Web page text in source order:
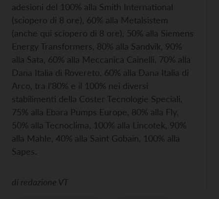
adesioni del 100% alla Smith International
(sciopero di 8 ore), 60% alla Metalsistem
(anche qui sciopero di 8 ore), 50% alla Siemens
Energy Transformers, 80% alla Sandvik, 90%
alla Sata, 60% alla Meccanica Cainelli, 70% alla
Dana Italia di Rovereto, 60% alla Dana Italia di
Arco, tra l’80% e il 100% nei diversi
stabilimenti della Coster Tecnologie Speciali,
75% alla Ebara Pumps Europe, 80% alla Fly,
50% alla Tecnoclima, 100% alla Lincotek, 90%
alla Mahle, 40% alla Saint Gobain, 100% alla
Sapes.
di redazione VT